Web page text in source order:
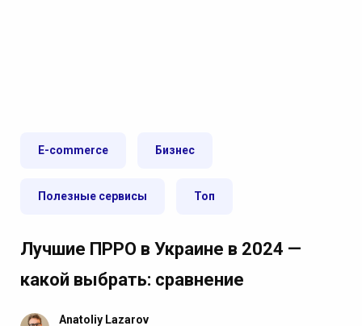
E-commerce Бизнес
Полезные сервисы Топ
Лучшие ПРРО в Украине в 2024 —
какой выбрать: сравнение
Anatoliy Lazarov